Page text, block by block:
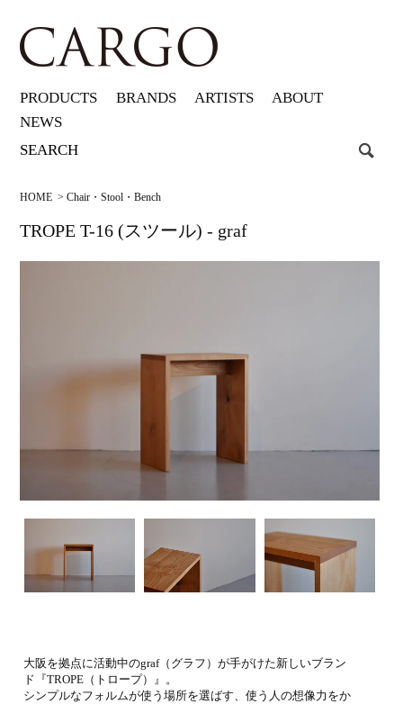
PRODUCTS BRANDS ARTISTS
ABOUT
NEWS
HOME >Chair・Stool・Bench
TROPE T-16 (スツール) - graf
大阪を拠点に活動中のgraf（グラフ）が手がけた新しいブラン
ド『TROPE（トロープ）』。
シンプルなフォルムが使う場所を選ばす、使う人の想像力をか